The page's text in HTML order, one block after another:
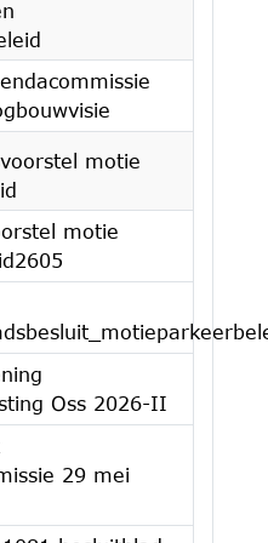
motie
motie
Oss 2026-II
29 mei